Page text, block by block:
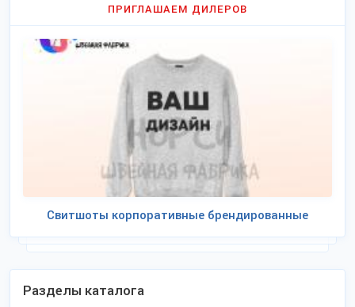
ПРИГЛАШАЕМ ДИЛЕРОВ
Свитшоты корпоративные брендированные
Разделы каталога